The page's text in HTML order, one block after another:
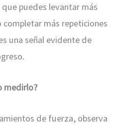
puedes levantar más
más repeticiones
una señal evidente de
medirlo?
de fuerza, observa